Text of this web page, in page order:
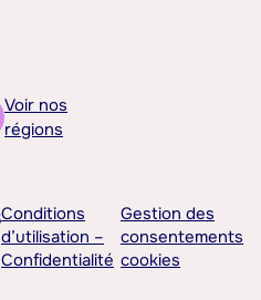
Voir nos
régions
Conditions
d’utilisation –
Confidentialité
Gestion des
consentements
cookies